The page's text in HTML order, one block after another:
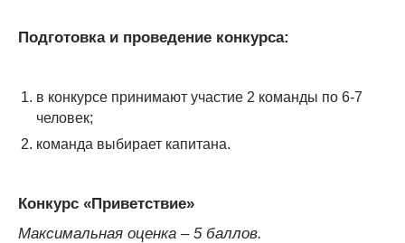
Подготовка и проведение конкурса:
в конкурсе принимают участие 2 команды по 6-7
человек;
команда выбирает капитана.
Конкурс «Приветствие»
Максимальная оценка – 5 баллов.